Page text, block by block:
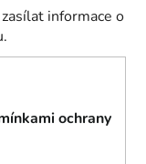
informace o
ochrany